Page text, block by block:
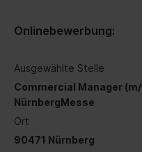
Onlinebewerbung:
Ausgewählte Stelle
Commercial Manager
NürnbergMesse
Ort
90471 Nürnberg